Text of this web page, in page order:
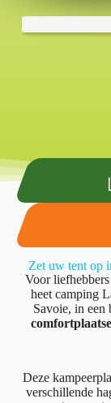
Zet uw tent op
Voor
heet camping
Savoie, in een
Deze
verschillende